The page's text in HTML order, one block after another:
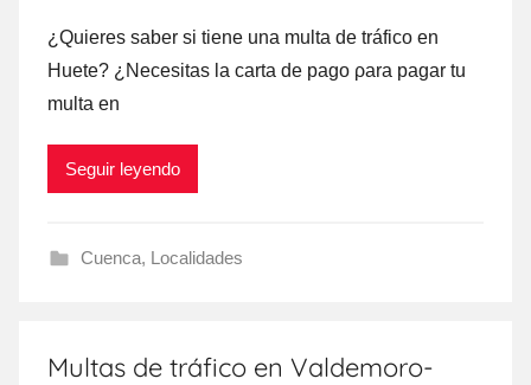
¿Quieres saber ѕi tiene una multa dе tráfico en
Huete? ¿Necesitas la carta dе pago ρara pagar tu
multa en
Seguir leyendo
Cuenca, Localidades
Multas de tráfico en Valdemoro-